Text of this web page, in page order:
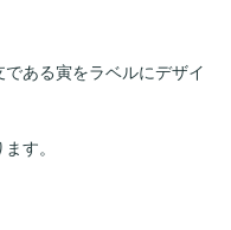
ある寅をラベルにデザイ
す。